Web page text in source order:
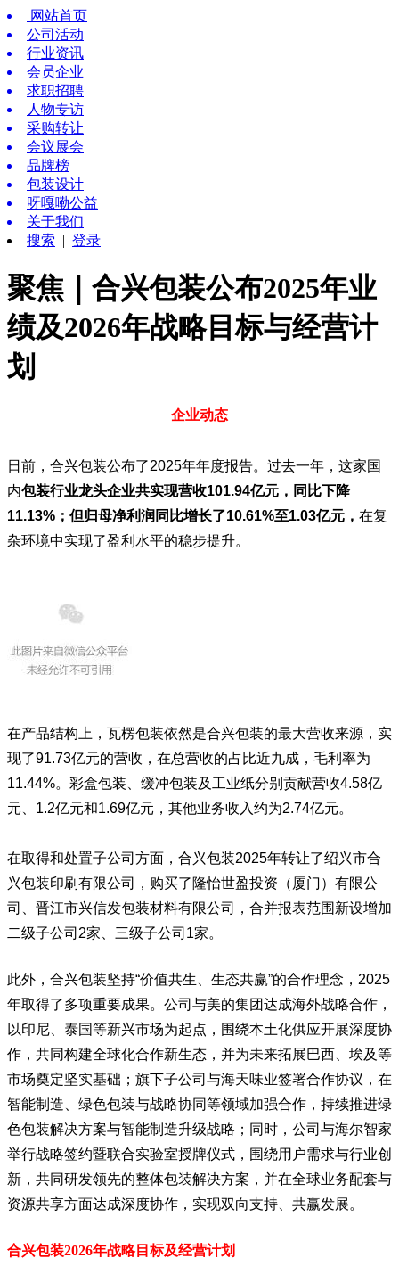
网站首页
公司活动
行业资讯
会员企业
求职招聘
人物专访
采购转让
会议展会
品牌榜
包装设计
呀嘎嘞公益
关于我们
搜索 | 登录
聚焦｜合兴包装公布2025年业
绩及2026年战略目标与经营计
划
企业动态
日前，合兴包装公布了2025年年度报告。过去一年，这家国
内包装行业龙头企业共实现营收101.94亿元，同比下降
11.13%；但归母净利润同比增长了10.61%至1.03亿元， 在复
杂环境中实现了盈利水平的稳步提升。
在产品结构上，瓦楞包装依然是合兴包装的最大营收来源，实
现了91.73亿元的营收，在总营收的占比近九成，毛利率为
11.44%。彩盒包装、缓冲包装及工业纸分别贡献营收4.58亿
元、1.2亿元和1.69亿元，其他业务收入约为2.74亿元。
在取得和处置子公司方面，合兴包装2025年转让了绍兴市合
兴包装印刷有限公司，购买了隆怡世盈投资（厦门）有限公
司、晋江市兴信发包装材料有限公司，合并报表范围新设增加
二级子公司 2家、三级子公司 1家。
此外，合兴包装坚持“价值共生、生态共赢”的合作理念，2025
年取得了多项重要成果。公司与美的集团达成海外战略合作，
以印尼、泰国等新兴市场为起点，围绕本土化供应开展深度协
作，共同构建全球化合作新生态，并为未来拓展巴西、埃及等
市场奠定坚实基础；旗下子公司与海天味业签署合作协议，在
智能制造、绿色包装与战略协同等领域加强合作，持续推进绿
色包装解决方案与智能制造升级战略； 同时，公司与海尔智家
举行战略签约暨联合实验室授牌仪式，围绕用户需求与行业创
新，共同研发领先的整体包装解决方案，并在全球业务配套与
资源共享方面达成深度协作，实现双向支持、共赢发展。
合兴包装2026年战略目标及经营计划